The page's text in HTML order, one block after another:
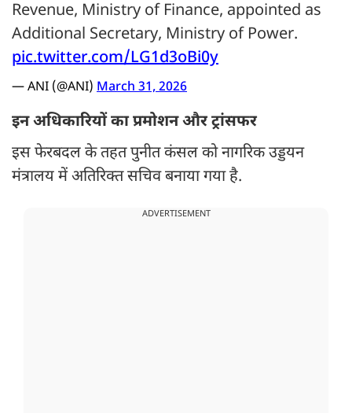
Revenue, Ministry of Finance, appointed as
Additional Secretary, Ministry of Power.
pic.twitter.com/LG1d3oBi0y
— ANI (@ANI) March 31, 2026
इन अधिकारियों का प्रमोशन और ट्रांसफर
इस फेरबदल के तहत पुनीत कंसल को नागरिक उड्डयन
मंत्रालय में अतिरिक्त सचिव बनाया गया है.
ADVERTISEMENT